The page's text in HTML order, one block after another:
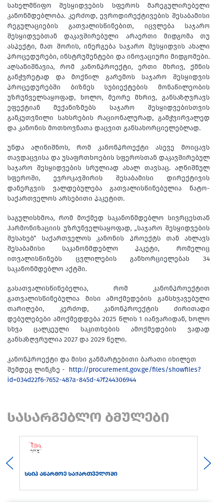
სახელმწიფო შესყიდვების სფეროს მარეგულირებელი
კანონმდებლობა. კერძოდ, ევროდირექტივების შესაბამისი
რეგულაციების გათვალისწინებით, იცვლება საჯარო
შესყიდვებთან დაკავშირებული არაერთი მიდგომა თუ
ასპექტი, მათ შორის, ინერგება საჯარო შესყიდვის ახალი
პროცედურები, ინსტრუმენტები და ინოვაციური მიდგომები.
აღსანიშნავია, რომ კანონპროექტი, ერთი მხრივ, ქმნის
განჭვრეტად და მოქნილ გარემოს საჯარო შესყიდვის
პროცედურებში ბიზნეს სუბიექტების მონაწილეობის
უზრუნველსაყოფად, ხოლო, მეორე მხრივ, განსაზღვრავს
ეფექტიან მექანიზმებს საჯარო შესყიდვებისთვის
განკუთვნილი სახსრების რაციონალურად, გამჭვირვალედ
და კანონის მოთხოვნათა დაცვით განსახორციელებლად.
უნდა აღინიშნოს, რომ კანონპროექტი ასევე მოიცავს
თავდაცვისა და უსაფრთხოების სფეროსთან დაკავშირებულ
საჯარო შესყიდვების სრულიად ახალ თავსაც. აღნიშნულ
სფეროში, ევროკავშირის შესაბამისი დირექტივის
დანერგვის ვალდებულება გათვალისწინებულია ნატო-
საქართველოს არსებითი პაკეტით.
საგულისხმოა, რომ მოქმედ საკანონმდებლო სივრცესთან
ჰარმონიზაციის უზრუნველსაყოფად, „საჯარო შესყიდვების
შესახებ“ საქართველოს კანონის პროექტს თან ახლავს
შესაბამისი საკანონმდებლო პაკეტი, რომელიც
ითვალისწინებს ცვლილების განხორციელებას 34
საკანონმდებლო აქტში.
გასათვალისწინებელია, რომ კანონპროექტით
გათვალისწინებულია მისი ამოქმედების განსხვავებული
თარიღები, კერძოდ, კანონპროექტის ძირითადი
დებულებები ამოქმედდება 2025 წლის 1 იანვარიდან, ხოლო
სხვა ცალკეული საკითხების ამოქმედების ვადად
განსაზღვრულია 2027 და 2029 წელი.
კანონპროექტი და მისი განმარტებითი ბარათი იხილეთ
შემდეგ ლინკზე - http://procurement.gov.ge/files/showfiles?
id=034d22f6-7652-487a-845d-47f244306944
სასარგებლო ბმულები
სსიპ აწარმოე საქართველოში